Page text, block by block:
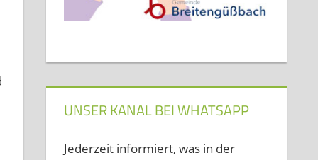
UNSER KANAL BEI WHATSAPP
Jederzeit informiert, was in der